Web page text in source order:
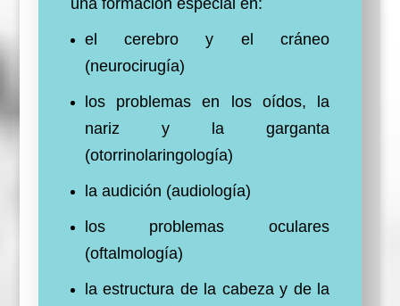
una formación especial en:
el cerebro y el cráneo
(neurocirugía)
los problemas en los oídos, la
nariz y la garganta
(otorrinolaringología)
la audición (audiología)
los problemas oculares
(oftalmología)
la estructura de la cabeza y de la